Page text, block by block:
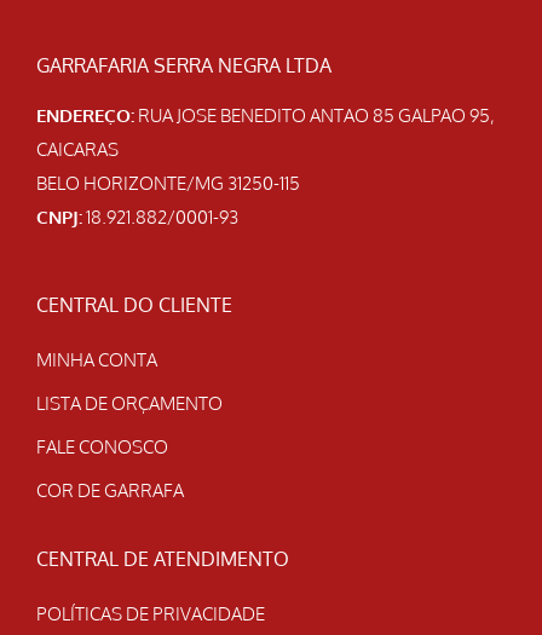
GARRAFARIA SERRA NEGRA LTDA
ENDEREÇO: RUA JOSE BENEDITO ANTAO 85 GALPAO 95,
CAICARAS
BELO HORIZONTE/MG 31250-115
CNPJ:18.921.882/0001-93
CENTRAL DO CLIENTE
MINHA CONTA
LISTA DE ORÇAMENTO
FALE CONOSCO
COR DE GARRAFA
CENTRAL DE ATENDIMENTO
POLÍTICAS DE PRIVACIDADE